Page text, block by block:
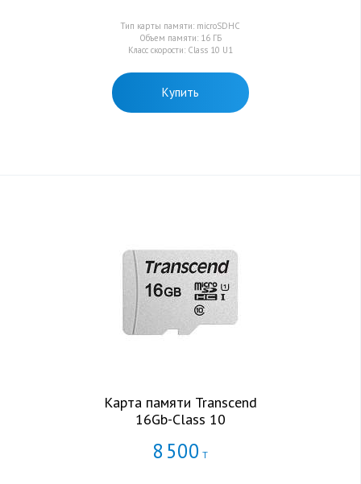
Тип карты памяти: microSDHC
Объем памяти: 16 ГБ
Класс скорости: Class 10 U1
Купить
Карта памяти Transcend
16Gb-Class 10
8 500 Т